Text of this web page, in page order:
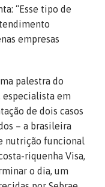
“Esse tipo de
empresas
palestra do
em
de dois casos
– a brasileira
nutrição funcional
riquenha Visa,
o dia, um